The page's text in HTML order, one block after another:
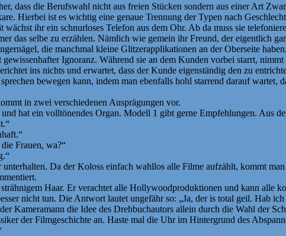
dass die Berufswahl nicht aus freien Stücken sondern aus einer Art
Hierbei ist es wichtig eine genaue Trennung der Typen nach
wächst ihr ein schnurloses Telefon aus dem Ohr. Ab da muss sie
das selbe zu erzählen. Nämlich wie gemein ihr Freund, der eigentlich
die manchmal kleine Glitzerapplikationen an der Oberseite
Ignoranz. Während sie an dem Kunden vorbei starrt,
ins nichts und erwartet, dass der Kunde eigenständig den zu
bewegen kann, indem man ebenfalls hohl starrend darauf
in zwei verschiedenen Ausprägungen vor.
hat ein volltönendes Organ. Modell 1 gibt gerne Empfehlungen. Aus
Frauen, wa?“
Da der Koloss einfach wahllos alle Filme aufzählt, kommt
Haar. Er verachtet alle Hollywoodproduktionen und kann alle
nicht tun. Die Antwort lautet ungefähr so: „Ja, der is total geil. Hab
Kameramann die Idee des Drehbuchautors allein durch die Wahl der
der Filmgeschichte an. Haste mal die Uhr im Hintergrund des